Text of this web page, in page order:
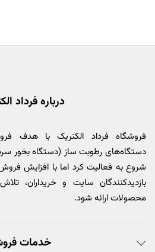
درباره فرداد
فروشگاه فرداد الکتریک با
دستگاه‌های رطوبت ساز (دستگاه بخور
شروع به فعالیت کرد اما با افزایش
بازدیدکنندگان سایت و خریداران،
محصولات ارائه شود.
خدمات